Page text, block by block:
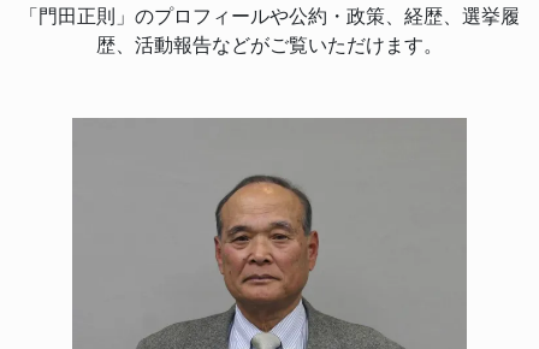
「門田正則」のプロフィールや公約・政策、経歴、選挙履
歴、活動報告などがご覧いただけます。